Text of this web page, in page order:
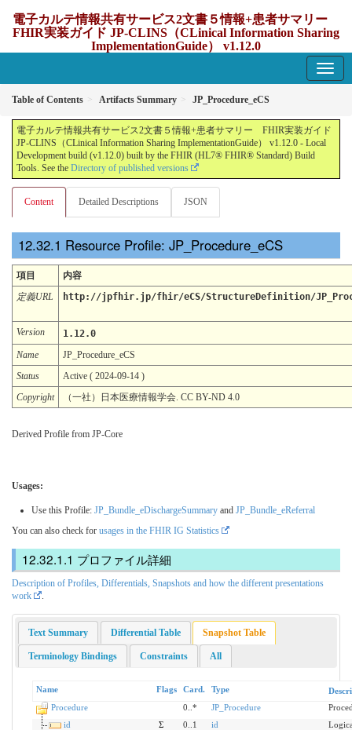
電子カルテ情報共有サービス2文書５情報+患者サマリー
FHIR実装ガイド JP-CLINS（CLinical Information Sharing
ImplementationGuide） v1.12.0
Table of Contents Artifacts Summary JP_Procedure_eCS
電子カルテ情報共有サービス2文書５情報+患者サマリー FHIR実装ガイド
JP-CLINS（CLinical Information Sharing ImplementationGuide） v1.12.0 - Local
Development build (v1.12.0) built by the FHIR (HL7® FHIR® Standard) Build
Tools. See the Directory of published versions
Content Detailed Descriptions JSON
Resource Profile: JP_Procedure_eCS
項目
内容
定義URL
http://jpfhir.jp/fhir/eCS/StructureDefinition/
Version
1.12.0
Name
JP_Procedure_eCS
Status
Active ( 2024-09-14 )
Copyright
（一社）日本医療情報学会. CC BY-ND 4.0
Derived Profile from JP-Core
Usages:
Use this Profile: JP_Bundle_eDischargeSummary and JP_Bundle_eReferral
You can also check for usages in the FHIR IG Statistics
プロファイル詳細
Description of Profiles, Differentials, Snapshots and how the different presentations
work
.
Text Summary Differential Table Snapshot Table
Terminology Bindings Constraints All
Name Flags Card. Type
Procedure
0..* JP_Procedure
id
Σ 0..1 id